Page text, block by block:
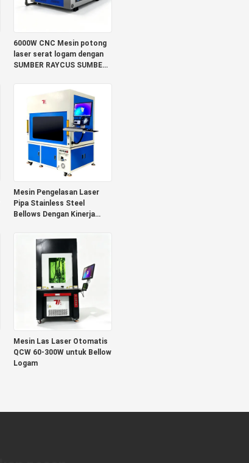
6000W CNC Mesin potong
laser serat logam dengan
SUMBER RAYCUS SUMBER
Mesin Pengelasan Laser
Pipa Stainless Steel
Bellows Dengan Kinerja
baik, Las Seragam Dan
Zona Yang Terganggu
Panas Kecil
Mesin Las Laser Otomatis
QCW 60-300W untuk Bellow
Logam